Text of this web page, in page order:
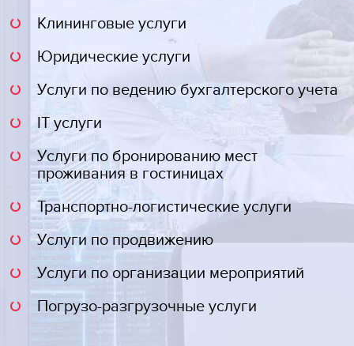
Клининговые услуги
Юридические услуги
Услуги по ведению бухгалтерского учета
IT услуги
Услуги по бронированию мест
проживания в гостиницах
Транспортно-логистические услуги
Услуги по продвижению
Услуги по организации мероприятий
Погрузо-разгрузочные услуги